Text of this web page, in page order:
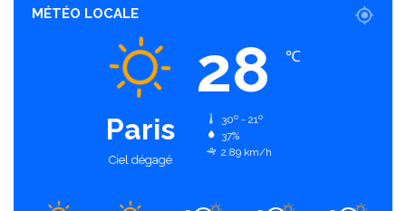
MÉTÉO LOCALE
Paris
Ciel dégagé
28 ℃
30º - 21º
37%
2.89 km/h